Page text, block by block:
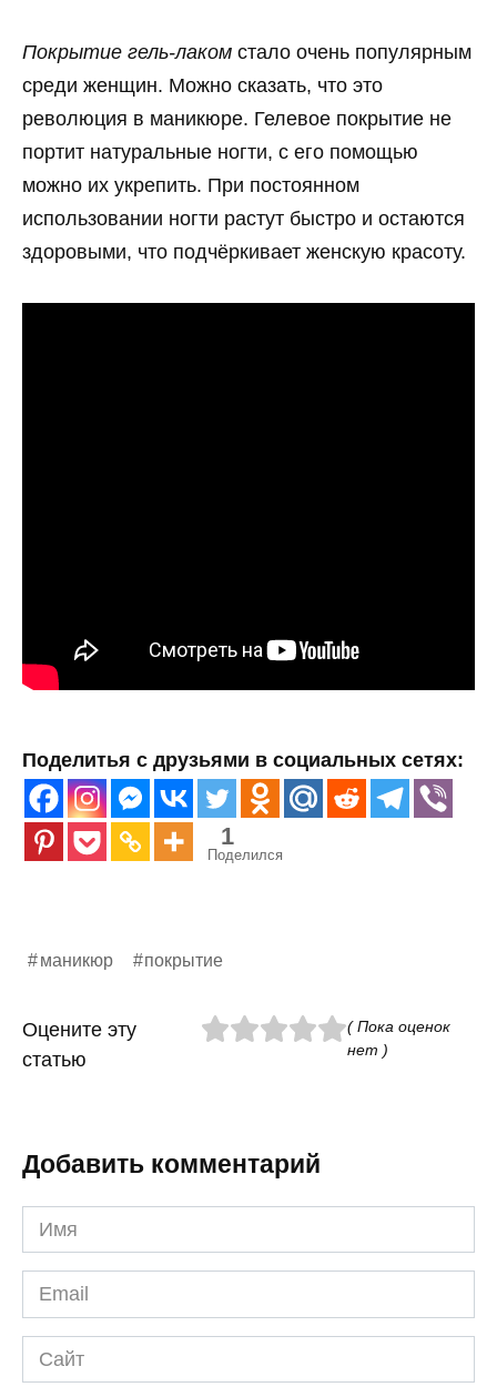
Покрытие гель-лаком стало очень популярным
среди женщин. Можно сказать, что это
революция в маникюре. Гелевое покрытие не
портит натуральные ногти, с его помощью
можно их укрепить. При постоянном
использовании ногти растут быстро и остаются
здоровыми, что подчёркивает женскую красоту.
Поделитья с друзьями в социальных сетях:
1
Поделился
маникюр покрытие
Оцените эту
статью
( Пока оценок
нет )
Добавить комментарий
Имя
*
Email
*
Сайт